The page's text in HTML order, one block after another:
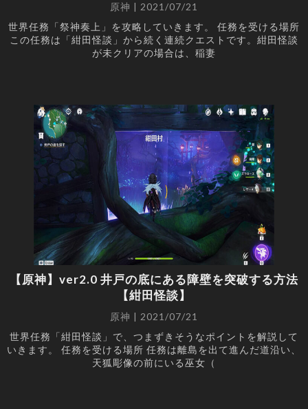
原神 | 2021/07/21
世界任務「祭神奏上」を攻略していきます。 任務を受ける場所
この任務は「紺田怪談」から続く連続クエストです。紺田怪談
が未クリアの場合は、稲妻
【原神】ver2.0 井戸の底にある障壁を突破する方法
【紺田怪談】
原神 | 2021/07/21
世界任務「紺田怪談」で、つまずきそうなポイントを解説して
いきます。 任務を受ける場所 任務は離島を出て進んだ道沿い、
天狐彫像の前にいる巫女（